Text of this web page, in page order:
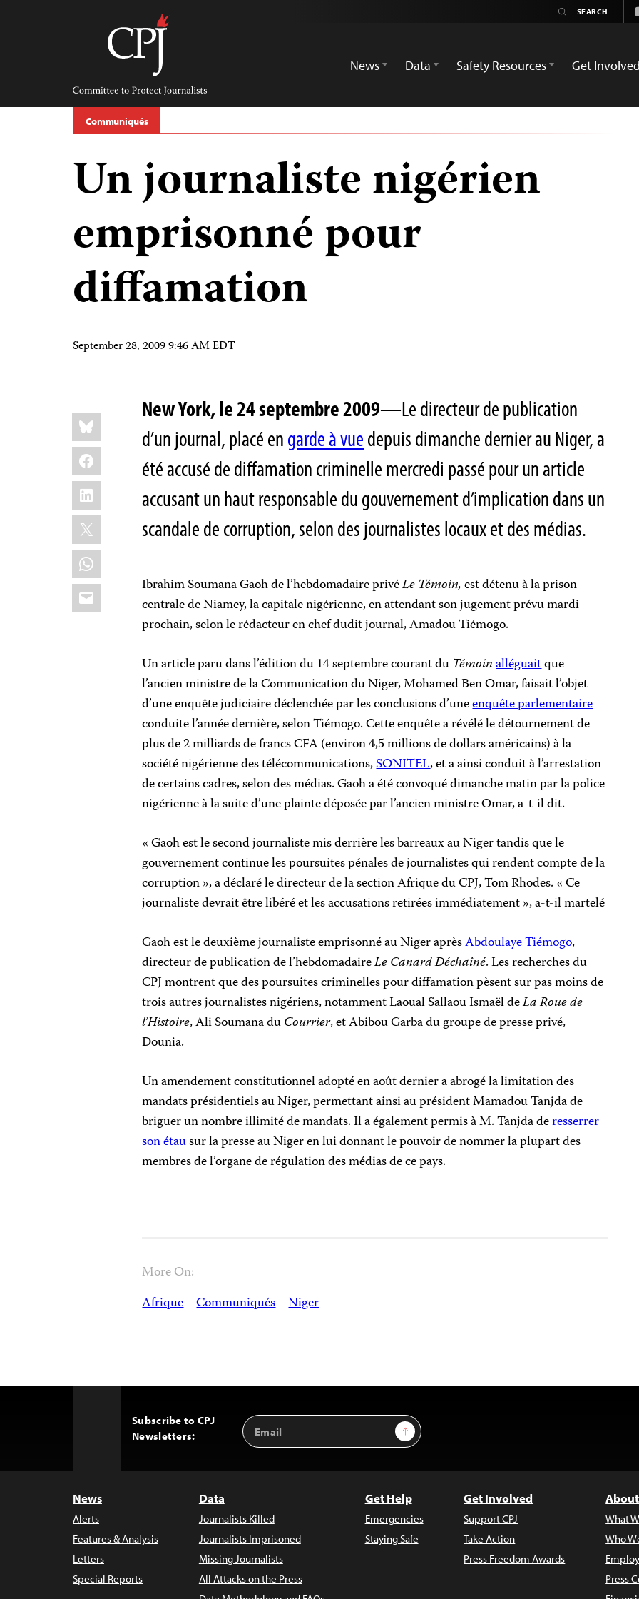
Committee
Protect
Journalists
News
Data Safety Resources Get Involved
Communiqués
Un journaliste nigérien
emprisonné pour
diffamation
September 28, 2009 9:46 AM EDT
Share
this:
Bluesky
Facebook
LinkedIn
X
WhatsApp
Email
New York, le 24 septembre 2009—Le directeur de publication
d’unjournal, placé engarde à vuedepuis dimanche dernier au Niger, a
été accusé de diffamation criminelle mercredi passé pour un article
accusant un haut responsable du gouvernement d’implication dans un
scandale de corruption, selon des journalistes locaux et des médias.
Ibrahim Soumana Gaoh de l’hebdomadaire privéLe Témoin,est détenu à la prison
centrale de Niamey, la capitale nigérienne, en attendant son jugement prévu mardi
prochain, selon le rédacteur en chef dudit journal, Amadou Tiémogo.
Un article paru dans l’édition du 14 septembre courant du Témoinalléguaitque
l’ancien ministre de la Communication du Niger, Mohamed Ben Omar, faisait l’objet
d’une enquête judiciaire déclenchée par les conclusions d’uneenquête parlementaire
conduite l’année dernière, selon Tiémogo. Cette enquête a révélé le détournement de
plus de 2 milliards de francs CFA (environ 4,5 millions de dollars américains) à la
société nigérienne des télécommunications,SONITEL, et a ainsi conduit à l’arrestation
de certains cadres, selon des médias. Gaoh a été convoqué dimanche matin par la police
nigérienne à la suite d’une plainte déposée par l’ancien ministre Omar, a-t-il dit.
« Gaoh est le second journaliste mis derrière les barreaux au Niger tandis que le
gouvernement continue les poursuites pénales de journalistes qui rendent compte de la
corruption », a déclaré le directeur de la section Afrique du CPJ, Tom Rhodes. « Ce
journaliste devrait être libéré et les accusations retirées immédiatement », a-t-il martelé
Gaoh est le deuxième journaliste emprisonné au Niger aprèsAbdoulaye Tiémogo,
directeur de publication de l’hebdomadaireLe Canard Déchaîné. Les recherches du
CPJ montrent que des poursuites criminelles pour diffamation pèsent sur pas moins de
trois autres journalistes nigériens, notamment Laoual Sallaou Ismaël deLa Roue de
l’Histoire, Ali Soumana duCourrier, et Abibou Garba du groupe de presse privé,
Dounia.
Un amendement constitutionnel adopté en août dernier a abrogé la limitation des
mandats présidentiels au Niger, permettant ainsi au président Mamadou Tanjda de
briguer un nombre illimité de mandats. Il a également permis à M. Tanjda deresserrer
son étausur la presse au Niger en lui donnant le pouvoir de nommer la plupart des
membres de l’organe de régulation des médias de ce pays.
More On:
Afrique Communiqués Niger
Subscribe to CPJ
Newsletters:
Email
Address
Sign Up
News
Alerts
Features & Analysis
Letters
Special Reports
Data
Journalists Killed
Journalists Imprisoned
Missing Journalists
All Attacks on the Press
Get Help
Emergencies
Staying Safe
Get Involved
Support CPJ
Take Action
Press Freedom Awards
What
Who
Press